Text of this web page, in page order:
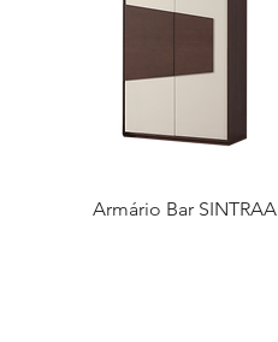
Armário Bar SINTRAA